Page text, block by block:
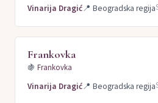
Vinarija Dragić📍 Beogradska regija
Frankovka
🍇 Frankovka
Vinarija Dragić📍 Beogradska regija